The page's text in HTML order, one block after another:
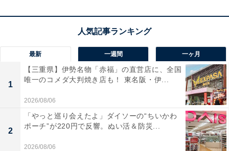
【アナグラムクイズ】1分以内で挑戦しよう！
「し い み さ あ」を並び替えると？
最新 一週間 一ヶ月
1
【三重県】伊勢名物「赤福」の直営店に、全国
唯一のコメダ大判焼き店も！ 東名阪・伊...
2026/08/06
2
「やっと巡り会えたよ」ダイソーの“ちいかわ
ポーチ”が220円で反響。ぬい活＆防災...
2026/08/06